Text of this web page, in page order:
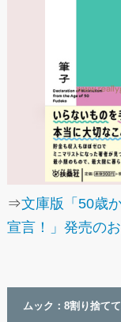
⇒文庫版「50歳
宣言！」発売の
ムック：8割り捨て